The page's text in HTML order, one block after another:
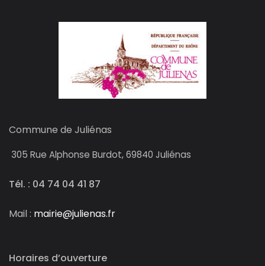
Commune de Juliénas
305 Rue Alphonse Burdot, 69840 Juliénas
Tél. : 04 74 04 41 87
Mail : mairie@julienas.fr
Horaires d’ouverture